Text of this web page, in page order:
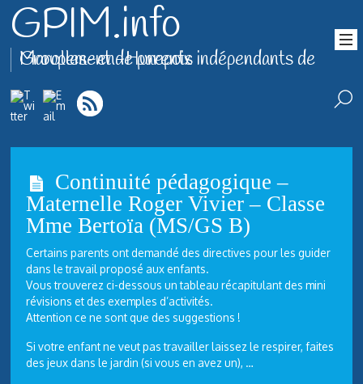
GPIM.info
Groupement de parents indépendants de Marolles-en-Hurepoix
Continuité pédagogique –
Maternelle Roger Vivier – Classe
Mme Bertoïa (MS/GS B)
Certains parents ont demandé des directives pour les guider
dans le travail proposé aux enfants.
Vous trouverez ci-dessous un tableau récapitulant des mini
révisions et des exemples d’activités.
Attention ce ne sont que des suggestions !
Si votre enfant ne veut pas travailler laissez le respirer, faites
des jeux dans le jardin (si vous en avez un), …